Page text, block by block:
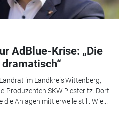
AdBlue-Krise: „Die
im Landkreis Wittenberg,
Produzenten SKW Piesteritz. Dort
die Anlagen mittlerweile still. Wie...